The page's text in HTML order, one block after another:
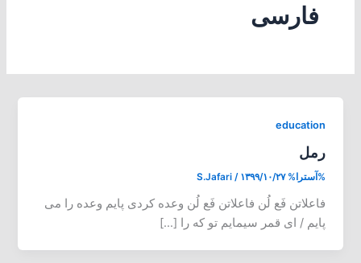
فارسی
education
رمل
%آسترا% S.Jafari / ۱۳۹۹/۱۰/۲۷
فاعلاتن فَع لُن فاعلاتن فَع لُن وعده کردی پایم وعده را می
پایم / ای قمر سیمایم تو که را […]